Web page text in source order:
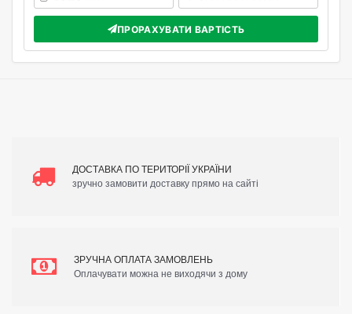
ПРОРАХУВАТИ ВАРТІСТЬ
ДОСТАВКА ПО ТЕРИТОРІЇ УКРАЇНИ
зручно замовити доставку прямо на сайті
ЗРУЧНА ОПЛАТА ЗАМОВЛЕНЬ
Оплачувати можна не виходячи з дому